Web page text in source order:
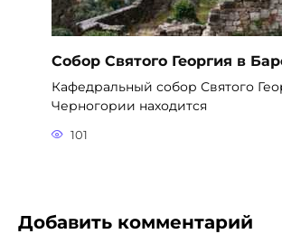
Собор Святого Георгия в
Кафедральный собор Святого
Черногории находится
101
Добавить комментарий